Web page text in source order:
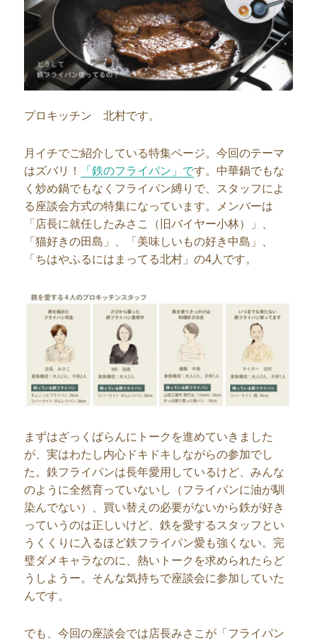
プロキッチン 北村です。
月イチでご紹介している特集ページ。今回のテーマ
はズバリ！
「鉄のフライパン」です。中華鍋でもな
く炒め鍋でもなくフライパン縛りで、スタッフによ
る座談会方式の特集になっています。メンバーは
「店長に就任したみさこ（旧バイヤー小林）」、
「猫好きの田島」、「美味しいもの好き中島」、
「ちはやふるにはまってる北村」の4人です。
まずはざっくばらんにトークを進めていきました
が、実はわたし内心ドキドキしながらの参加でし
た。鉄フライパンは長年愛用しているけど、みんな
のように全然育っていないし（フライパンに油が馴
染んでない）、買い替えの必要がないから鉄が好き
っていうのは正しいけど、鉄を愛するスタッフとい
うくくりに入るほど鉄フライパン愛も強くない。完
璧ダメキャラなのに、熱いトークを求められたらど
うしようー。そんな気持ちで座談会に参加していた
んです。
でも、今回の座談会では店長みさこが「フライパン